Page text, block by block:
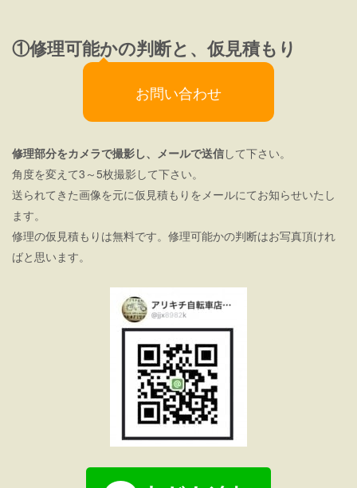
①修理可能かの判断と、仮見積もり
お問い合わせ
修理部分をカメラで撮影し、メールで送信して下さい。
角度を変えて3～5枚撮影して下さい。
送られてきた画像を元に仮見積もりをメールにてお知らせいたし
ます。
修理の仮見積もりは無料です。修理可能かの判断はお写真頂けれ
ばと思います。